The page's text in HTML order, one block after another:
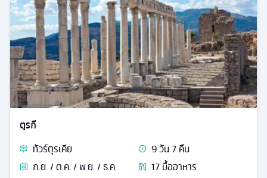
ตุรกี
ทัวร์ตุรเคีย 9วัน7คืน
ก.ย. / ต.ค. / พ.ย. / ธ.ค.
17มื้ออาหาร